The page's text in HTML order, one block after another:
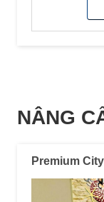
NÂNG
Premium